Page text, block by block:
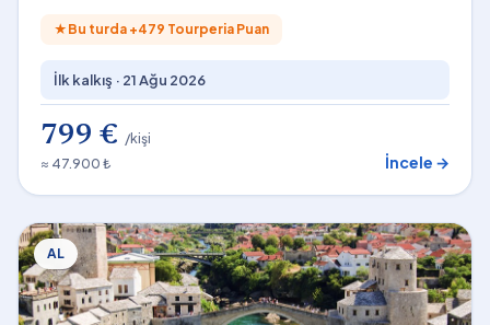
★ Bu turda +479 Tourperia Puan
İlk kalkış · 21 Ağu 2026
799 € /kişi
≈ 47.900 ₺
İncele →
AL